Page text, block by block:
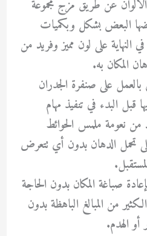
عن طريق مزج مجموعة
البعض بشكل وبكميات
على لون مميز وفريد من
المكان به.
على صنفرة الجدران
قبل البدء في تنفيذ مهام
من نعومة ملمس الحوائط
تحمل الدهان بدون أي تتعرض
صباغة المكان بدون الحاجة
من المبالغ الباهظة بدون
أو الهدم.